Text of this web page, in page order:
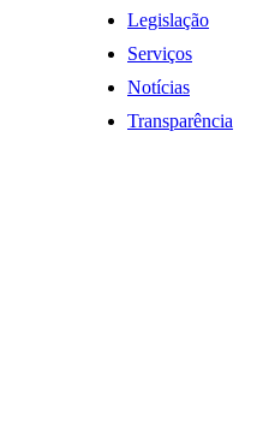
Legislação
Serviços
Notícias
Transparência